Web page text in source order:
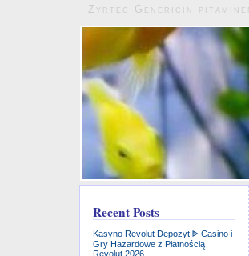
Zyrtec Genericin
Recent Posts
Kasyno Revolut Depozyt ᐈ Casino i
Gry Hazardowe z Płatnością
Revolut 2026